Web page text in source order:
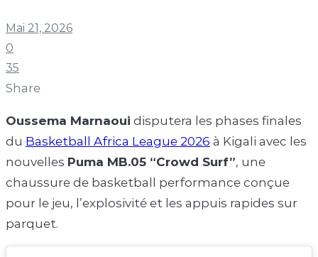
Mai 21, 2026
0
35
Share
Oussema Marnaoui disputera les phases finales
du Basketball Africa League 2026 à Kigali avec les
nouvelles Puma MB.05 “Crowd Surf”, une
chaussure de basketball performance conçue
pour le jeu, l’explosivité et les appuis rapides sur
parquet.